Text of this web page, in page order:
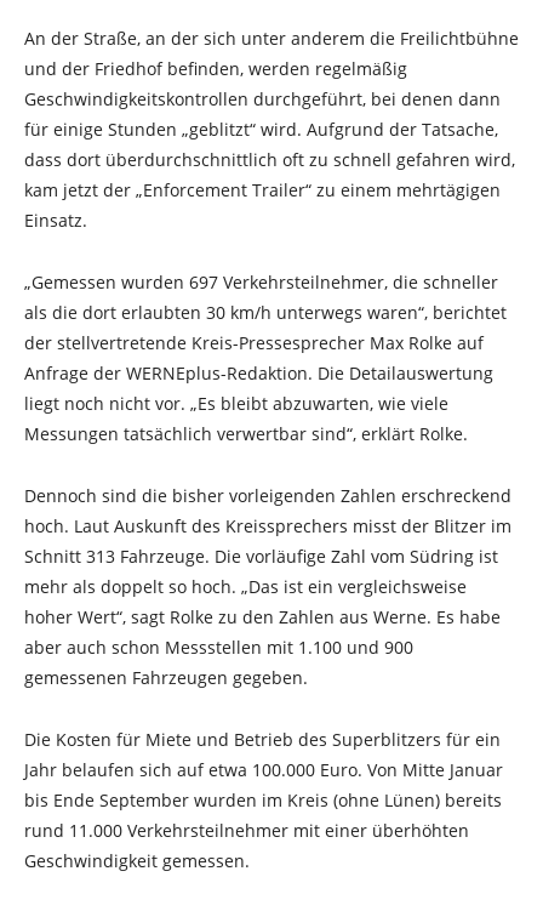
An der Straße, an der sich unter anderem die Freilichtbühne
und der Friedhof befinden, werden regelmäßig
Geschwindigkeitskontrollen durchgeführt, bei denen dann
für einige Stunden „geblitzt“ wird. Aufgrund der Tatsache,
dass dort überdurchschnittlich oft zu schnell gefahren wird,
kam jetzt der „Enforcement Trailer“ zu einem mehrtägigen
Einsatz.
„Gemessen wurden 697 Verkehrsteilnehmer, die schneller
als die dort erlaubten 30 km/h unterwegs waren“, berichtet
der stellvertretende Kreis-Pressesprecher Max Rolke auf
Anfrage der WERNEplus-Redaktion. Die Detailauswertung
liegt noch nicht vor. „Es bleibt abzuwarten, wie viele
Messungen tatsächlich verwertbar sind“, erklärt Rolke.
Dennoch sind die bisher vorleigenden Zahlen erschreckend
hoch. Laut Auskunft des Kreissprechers misst der Blitzer im
Schnitt 313 Fahrzeuge. Die vorläufige Zahl vom Südring ist
mehr als doppelt so hoch. „Das ist ein vergleichsweise
hoher Wert“, sagt Rolke zu den Zahlen aus Werne. Es habe
aber auch schon Messstellen mit 1.100 und 900
gemessenen Fahrzeugen gegeben.
Die Kosten für Miete und Betrieb des Superblitzers für ein
Jahr belaufen sich auf etwa 100.000 Euro. Von Mitte Januar
bis Ende September wurden im Kreis (ohne Lünen) bereits
rund 11.000 Verkehrsteilnehmer mit einer überhöhten
Geschwindigkeit gemessen.